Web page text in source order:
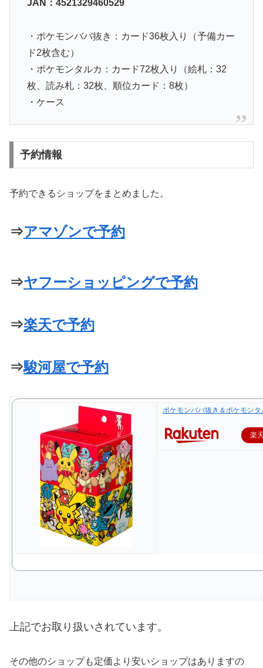
JAN：4521329460529
・ポケモンババ抜き：カード36枚入り（予備カー
ド2枚含む）
・ポケモンタルカ：カード72枚入り（絵札：32
枚、読み札：32枚、順位カード：8枚）
・ケース
予約情報
予約できるショップをまとめました。
⇒アマゾンで予約
⇒ヤフーショッピングで予約
⇒楽天で予約
⇒駿河屋で予約
ポケモンババ抜き＆ポケモン
楽
上記でお取り扱いされています。
その他のショップも定価より安いショップはありますの